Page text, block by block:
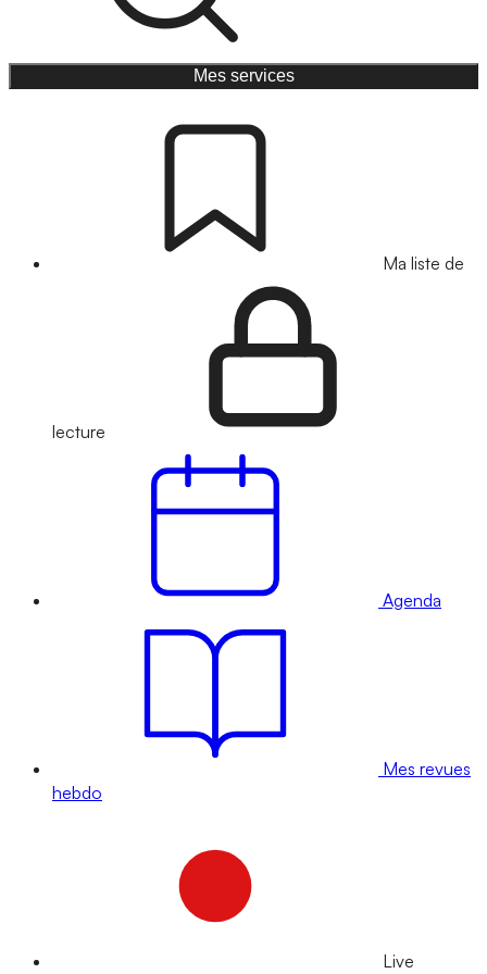
Mes services
Ma liste de
lecture
Agenda
Mes revues
hebdo
Live